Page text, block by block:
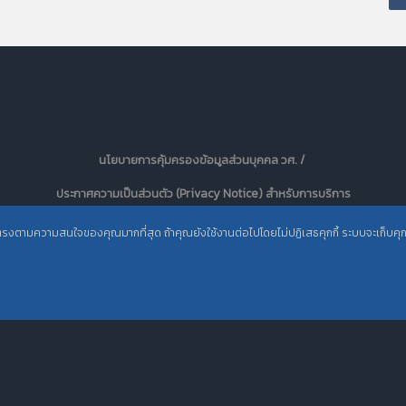
ตามความสนใจของคุณมากที่สุด ถ้าคุณยังใช้งานต่อไปโดยไม่ปฏิเสธคุกกี้ ระบบจะเก็บ
นโยบายการคุ้มครองข้อมูลส่วนบุคคล วศ. /
ประกาศความเป็นส่วนตัว (Privacy Notice) สำหรับการบริการ
สารสนเทศ